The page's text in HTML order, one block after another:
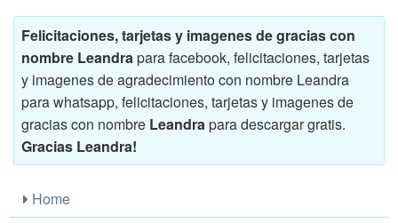
Felicitaciones, tarjetas y imagenes de gracias con
nombre Leandra para facebook, felicitaciones, tarjetas
y imagenes de agradecimiento con nombre Leandra
para whatsapp, felicitaciones, tarjetas y imagenes de
gracias con nombre Leandra para descargar gratis.
Gracias Leandra!
Home